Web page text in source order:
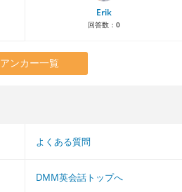
Erik
回答数： 0
アンカー一覧
よくある質問
DMM英会話トップへ